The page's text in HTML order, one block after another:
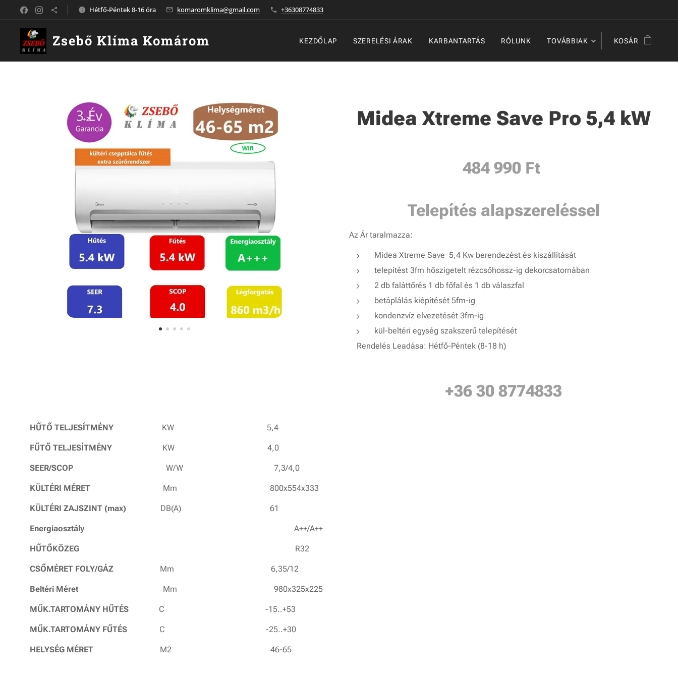
Hétfő-Péntek 8-16 óra komaromklima@gmail.com +36308774833
Zsebő Klíma Komárom KEZDŐLAP SZERELÉSI ÁRAK KARBANTARTÁS RÓLUNK TOVÁBBIAK KOSÁR
Midea Xtreme Save Pro 5,4 kW
484 990 Ft
Telepítés alapszereléssel
Az Ár taralmazza:
Midea Xtreme Save 5,4 Kw berendezést és kiszállítását
telepítést 3fm hőszigetelt rézcsőhossz-ig dekorcsatornában
2 db faláttőrés 1 db főfal és 1 db válaszfal
betáplálás kiépítését 5fm-ig
kondenzvíz elvezetését 3fm-ig
kül-beltéri egység szakszerű telepítését
Rendelés Leadása: Hétfő-Péntek (8-18 h)
+36 30 8774833
HŰTŐ TELJESÍTMÉNY KW 5,4
FŰTŐ TELJESÍTMÉNY KW 4,0
SEER/SCOP W/W 7,3/4,0
KÜLTÉRI MÉRET Mm 800x554x333
KÜLTÉRI ZAJSZINT (max) DB(A) 61
Energiaosztály A++/A++
HŰTŐKÖZEG R32
CSŐMÉRET FOLY/GÁZ Mm 6,35/12
Beltéri Méret Mm 980x325x225
MŰK.TARTOMÁNY HŰTÉS C -15..+53
MŰK.TARTOMÁNY FŰTÉS C -25..+30
HELYSÉG MÉRET M2 46-65